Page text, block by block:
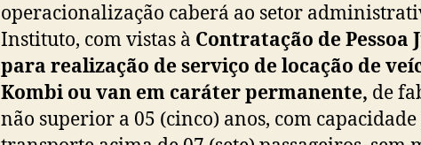
operacionalização caberá ao setor
Instituto, com vistas à Contratação de Pessoa
para realização de serviço de locação de
Kombi ou van em caráter permanente, de
não superior a 05 (cinco) anos, com